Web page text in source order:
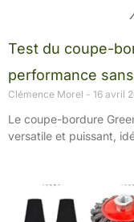
Test du coupe-
performance
Clémence Morel 16 avril
Le coupe-bordure
versatile et puissant,